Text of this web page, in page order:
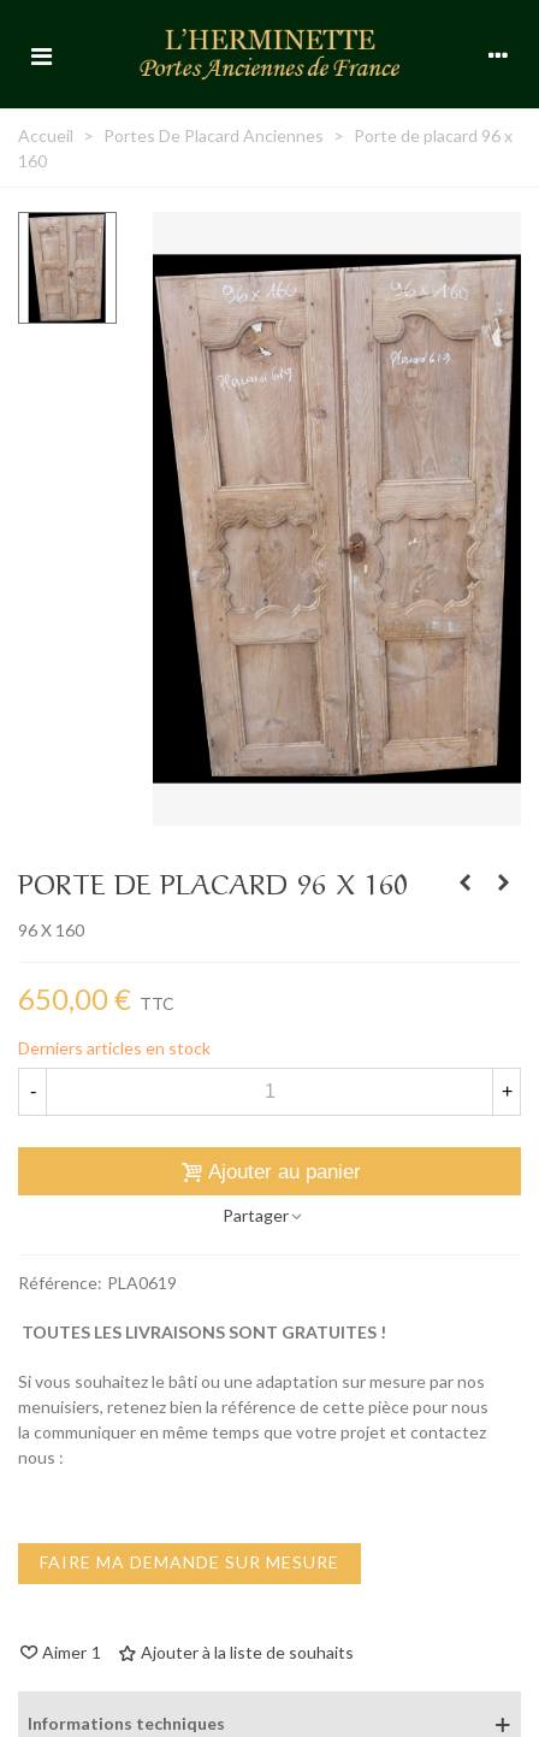
Accueil > Portes De Placard Anciennes >
Porte de placard 96 x
160
PORTE DE PLACARD 96 X 160
96 X 160
650,00 € TTC
Derniers articles en stock
- +
Ajouter au panier
Partager
Référence: PLA0619
TOUTES LES LIVRAISONS SONT GRATUITES !
Si vous souhaitez le bâti ou une adaptation sur mesure par nos
menuisiers, retenez bien la référence de cette pièce pour nous
la communiquer en même temps que votre projet et contactez
nous :
FAIRE MA DEMANDE SUR MESURE
Aimer 1 Ajouter à la liste de souhaits
Informations techniques